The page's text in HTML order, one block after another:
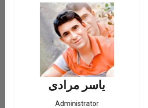
یاسر مرادی
Administrator